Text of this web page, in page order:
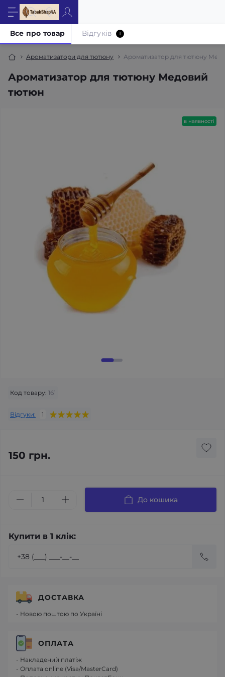
Ароматизатори для тютюну Ароматизатор для тютюну
Ароматизатор для тютюну Медовий
тютюн
Все про товар Відгуків 1
в наявності
Код товару: 161
Відгуки: 1
150 грн.
До кошика
Купити в 1 клік:
ДОСТАВКА
- Новою поштою по Україні
ОПЛАТА
- Накладений платіж
- Оплата online (Visa/MasterCard)